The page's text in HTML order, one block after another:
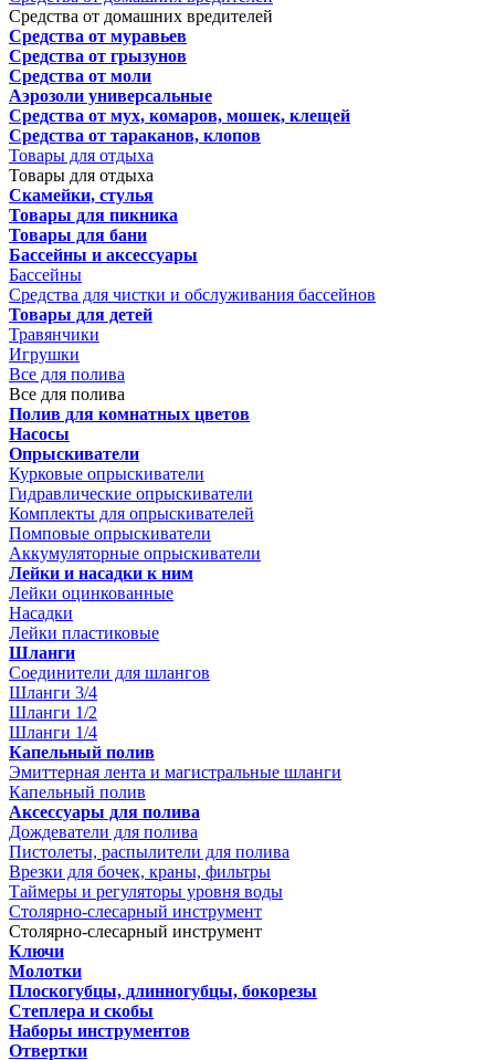
Средства от домашних вредителей
Средства от муравьев
Средства от грызунов
Средства от моли
Аэрозоли универсальные
Средства от мух, комаров, мошек, клещей
Средства от тараканов, клопов
Товары для отдыха
Товары для отдыха
Скамейки, стулья
Товары для пикника
Товары для бани
Бассейны и аксессуары
Бассейны
Средства для чистки и обслуживания бассейнов
Товары для детей
Травянчики
Игрушки
Все для полива
Все для полива
Полив для комнатных цветов
Насосы
Опрыскиватели
Курковые опрыскиватели
Гидравлические опрыскиватели
Комплекты для опрыскивателей
Помповые опрыскиватели
Аккумуляторные опрыскиватели
Лейки и насадки к ним
Лейки оцинкованные
Насадки
Лейки пластиковые
Шланги
Соединители для шлангов
Шланги 3/4
Шланги 1/2
Шланги 1/4
Капельный полив
Эмиттерная лента и магистральные шланги
Капельный полив
Аксессуары для полива
Дождеватели для полива
Пистолеты, распылители для полива
Врезки для бочек, краны, фильтры
Таймеры и регуляторы уровня воды
Столярно-слесарный инструмент
Столярно-слесарный инструмент
Ключи
Молотки
Плоскогубцы, длинногубцы, бокорезы
Степлера и скобы
Наборы инструментов
Отвертки